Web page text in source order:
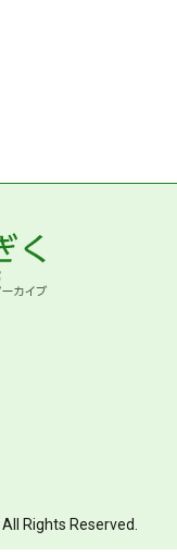
Rights Reserved.